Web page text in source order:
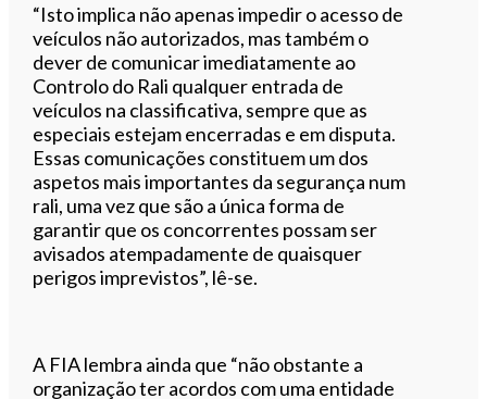
“Isto implica não apenas impedir o acesso de
veículos não autorizados, mas também o
dever de comunicar imediatamente ao
Controlo do Rali qualquer entrada de
veículos na classificativa, sempre que as
especiais estejam encerradas e em disputa.
Essas comunicações constituem um dos
aspetos mais importantes da segurança num
rali, uma vez que são a única forma de
garantir que os concorrentes possam ser
avisados atempadamente de quaisquer
perigos imprevistos”, lê-se.
A FIA lembra ainda que “não obstante a
organização ter acordos com uma entidade